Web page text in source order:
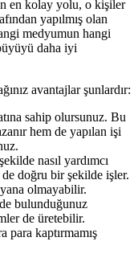
en kolay yolu, o kişiler
yapılmış olan
medyumun hangi
daha iyi
avantajlar şunlardır:
sahip olursunuz. Bu
hem de yapılan işi
nasıl yardımcı
de doğru bir şekilde işler.
olmayabilir.
bulunduğunuz
de üretebilir.
para kaptırmamış